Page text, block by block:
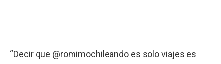
“Decir que @romimochileando es solo viajes es